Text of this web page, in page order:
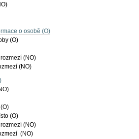
o osobě (O)
(O)
(NO)
(NO)
(O)
(NO)
(NO)